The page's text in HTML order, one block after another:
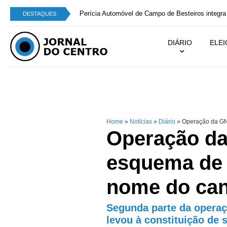
DESTAQUES Perícia Automóvel de Campo de Besteiros
DIÁRIO
Home » Notícias » Diário » Operação da
Operação
esquema
nome do
Segunda parte da
levou à constituição de